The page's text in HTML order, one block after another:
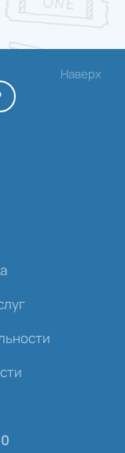
Наверх